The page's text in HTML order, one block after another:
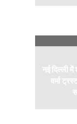
नई दिल्ली में
वर्मा